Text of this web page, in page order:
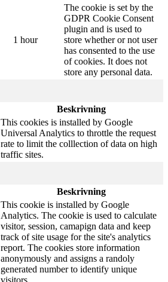
1 hour
The cookie is set by the
GDPR Cookie Consent
plugin and is used to
store whether or not user
has consented to the use
of cookies. It does not
store any personal data.
Beskrivning
This cookies is installed by Google
Universal Analytics to throttle the request
rate to limit the colllection of data on high
traffic sites.
Beskrivning
This cookie is installed by Google
Analytics. The cookie is used to calculate
visitor, session, camapign data and keep
track of site usage for the site's analytics
report. The cookies store information
anonymously and assigns a randoly
generated number to identify unique
visitors.